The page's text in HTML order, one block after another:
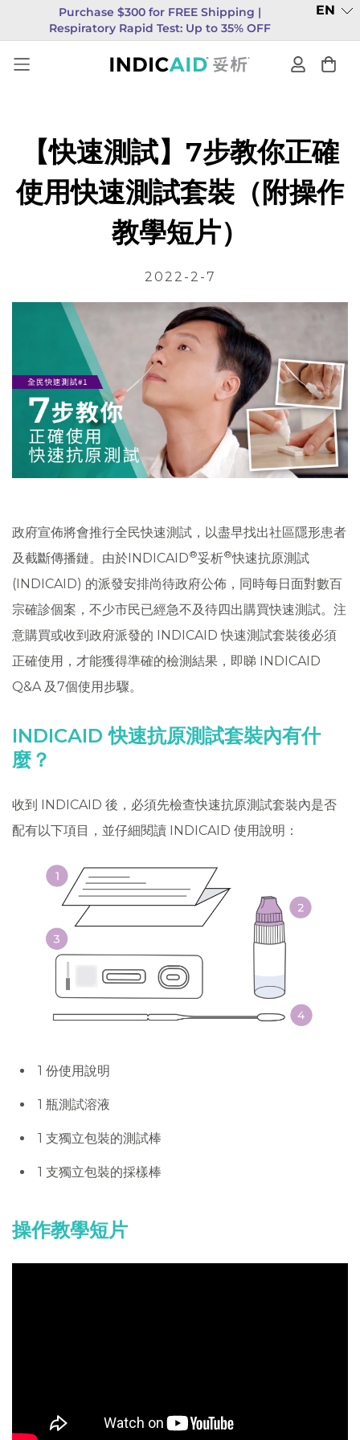
Purchase $300 for FREE Shipping |
Respiratory Rapid Test: Up to 35% OFF
【快速測試】7步教你正確
使用快速測試套裝（附操作
教學短片）
2022-2-7
政府宣佈將會推行全民快速測試，以盡早找出社區隱形患者
及截斷傳播鏈。由於INDICAID®妥析®快速抗原測試
(INDICAID) 的派發安排尚待政府公佈，同時每日面對數百
宗確診個案，不少市民已經急不及待四出購買快速測試。注
意購買或收到政府派發的 INDICAID 快速測試套裝後必須
正確使用，才能獲得準確的檢測結果，即睇 INDICAID
Q&A 及7個使用步驟。
INDICAID 快速抗原測試套裝內有什
麼？
收到 INDICAID 後，必須先檢查快速抗原測試套裝內是否
配有以下項目，並仔細閱讀 INDICAID 使用說明：
1 份使用說明
1 瓶測試溶液
1 支獨立包裝的測試棒
1 支獨立包裝的採樣棒
操作教學短片
EN